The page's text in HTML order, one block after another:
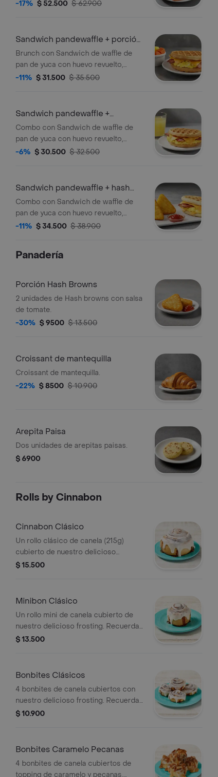
-17% $ 52.500 $ 62.900
Sandwich pandewaffle + porción
de fruta
Brunch con Sandwich de waffle de
pan de yuca con huevo revuelto,
queso cheddar, tocineta crocante y
-11% $ 31.500 $ 35.500
Sandwich pandewaffle +
limonada
Combo con Sandwich de waffle de
pan de yuca con huevo revuelto,
queso cheddar, tocineta crocante y
-6% $ 30.500 $ 32.500
Sandwich pandewaffle + hash
brown
Combo con Sandwich de waffle de
pan de yuca con huevo revuelto,
queso cheddar, tocineta crocante y
-11% $ 34.500 $ 38.900
Panadería
Porción Hash Browns
2 unidades de Hash browns con salsa
de tomate.
-30% $ 9500 $ 13.500
Croissant de mantequilla
Croissant de mantequilla.
-22% $ 8500 $ 10.900
Arepita Paisa
Dos unidades de arepitas paisas.
$ 6900
Rolls by Cinnabon
Cinnabon Clásico
Un rollo clásico de canela (215g)
cubierto de nuestro delicioso
frosting. Recuerda calentarlo 30s en
$ 15.500
Minibon Clásico
Un rollo mini de canela cubierto de
nuestro delicioso frosting. Recuerda
calentarlo 20s en el microondas.
$ 13.500
Bonbites Clásicos
4 bonbites de canela cubiertos con
nuestro delicioso frosting. Recuerda
calentarlos 10s en el microondas.
$ 10.900
Bonbites Caramelo Pecanas
4 bonbites de canela cubiertos de
topping de caramelo y pecanas.